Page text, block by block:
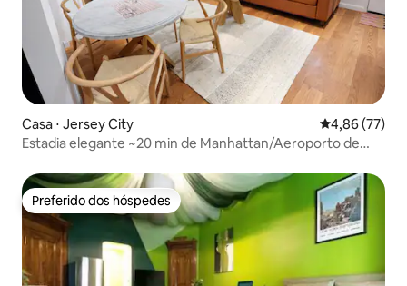
Casa ⋅ Jersey City 4,86 de uma
4,86 (77)
Estadia elegante ~20 min de Manhattan/Aeroporto de
Preferido dos hóspedes
Preferido dos hóspedes